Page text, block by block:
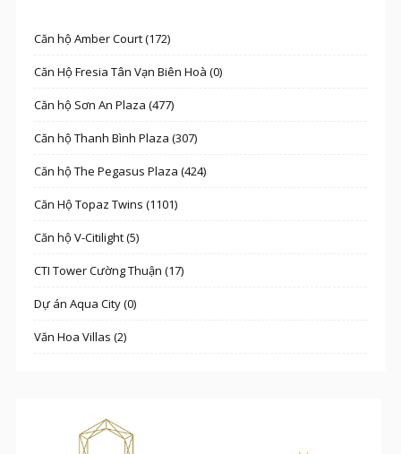
Căn hộ Amber Court (172)
Căn Hộ Fresia Tân Vạn Biên Hoà (0)
Căn hộ Sơn An Plaza (477)
Căn hộ Thanh Bình Plaza (307)
Căn hộ The Pegasus Plaza (424)
Căn Hộ Topaz Twins (1101)
Căn hộ V-Citilight (5)
CTI Tower Cường Thuận (17)
Dự án Aqua City (0)
Văn Hoa Villas (2)